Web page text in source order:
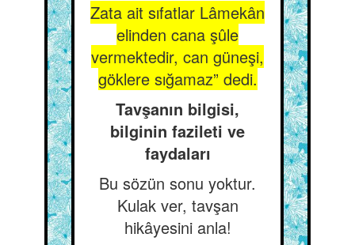
Zata ait sıfatlar Lâmekân
elinden cana şûle
vermektedir, can güneşi,
göklere sığamaz” dedi.
Tavşanın bilgisi,
bilginin fazileti ve
faydaları
Bu sözün sonu yoktur.
Kulak ver, tavşan
hikâyesini anla!